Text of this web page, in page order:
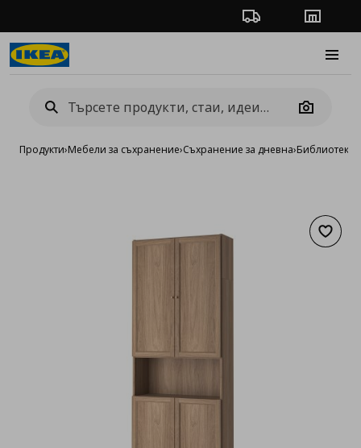
Проследяване на
Camera
Продукти›Мебели за съхранение›Съхранение за дневна›Библиотеки